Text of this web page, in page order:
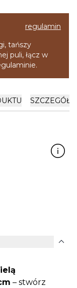
regulamin
tańszy
puli, łącz w
expand_more
– stwórz